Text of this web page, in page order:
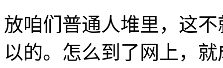
放咱们普通人堆里，这
以的。怎么到了网上，